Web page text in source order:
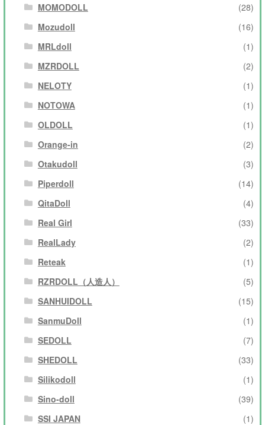
MOMODOLL
(28)
Mozudoll
(16)
MRLdoll
(1)
MZRDOLL
(2)
NELOTY
(1)
NOTOWA
(1)
OLDOLL
(1)
Orange-in
(2)
Otakudoll
(3)
Piperdoll
(14)
QitaDoll
(4)
Real Girl
(33)
RealLady
(2)
Reteak
(1)
RZRDOLL（人造人）
(5)
SANHUIDOLL
(15)
SanmuDoll
(1)
SEDOLL
(7)
SHEDOLL
(33)
Silikodoll
(1)
Sino-doll
(39)
SSI JAPAN
(1)